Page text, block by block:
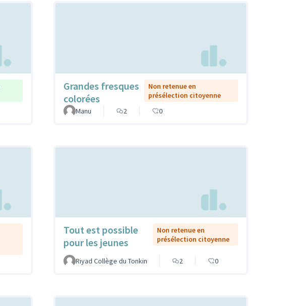
Grandes fresques
colorées
Non retenue en
présélection citoyenne
Manu
2 0
Tout est possible
pour les jeunes
Non retenue en
présélection citoyenne
Riyad Collège du Tonkin 2 0